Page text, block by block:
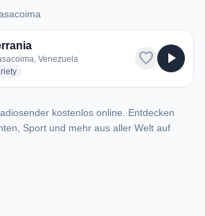
Venezuela
radio stations
favorite play_arrow
kostenlos online. Entdecken
Sport und mehr aus aller Welt auf